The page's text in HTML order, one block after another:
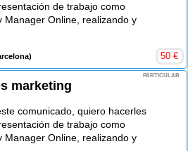
de trabajo como
Manager Online, realizando y
50 €
PARTICULAR
marketing
comunicado, quiero hacerles
de trabajo como
Manager Online, realizando y